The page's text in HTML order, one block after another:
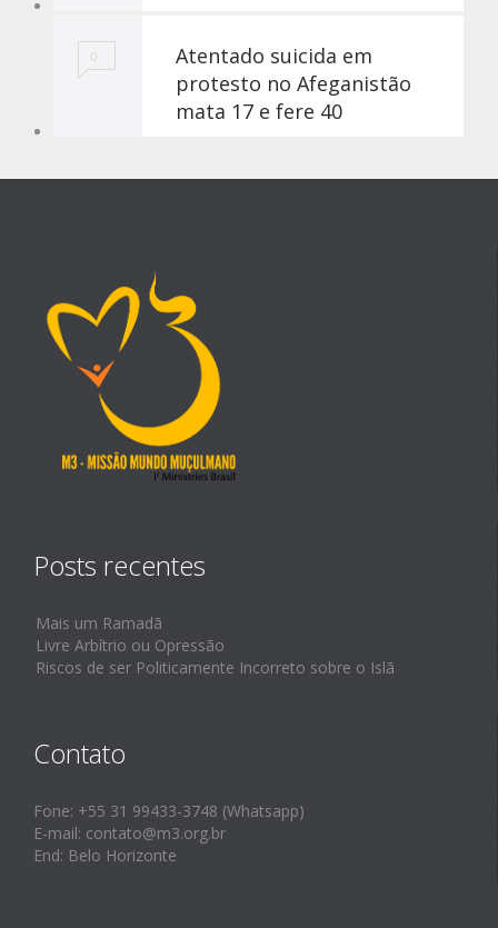
0
Atentado suicida em
protesto no Afeganistão
mata 17 e fere 40
Posts recentes
Mais um Ramadã
Livre Arbítrio ou Opressão
Riscos de ser Politicamente Incorreto sobre o Islã
Contato
Fone: +55 31 99433-3748 (Whatsapp)
E-mail: contato@m3.org.br
End: Belo Horizonte